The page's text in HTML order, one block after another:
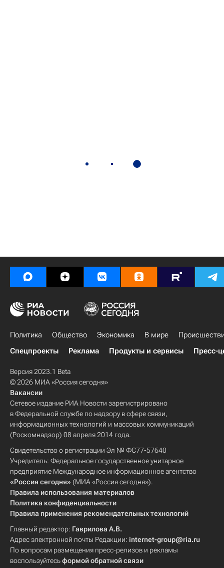
Политика Общество Экономика В мире
Спецпроекты
Реклама Продукты и сервисы Пресс-
Версия 2023.1 Beta
© 2026 МИА «Россия сегодня»
Вакансии
Сетевое издание РИА Новости зарегистрировано
в Федеральной службе по надзору в сфере связи,
информационных технологий и массовых коммуникаций
(Роскомнадзор) 08 апреля 2014 года.
Свидетельство о регистрации Эл № ФС77-57640
Учредитель: Федеральное государственное унитарное
предприятие Международное информационное агентство
«Россия сегодня» (МИА «Россия сегодня»).
Правила использования материалов
Политика конфиденциальности
Правила применения рекомендательных технологий
Главный редактор: Гаврилова А.В.
Адрес электронной почты Редакции: internet-group@ria.ru
По вопросам размещения пресс-релизов и рекламы
воспользуйтесьформой обратной связи